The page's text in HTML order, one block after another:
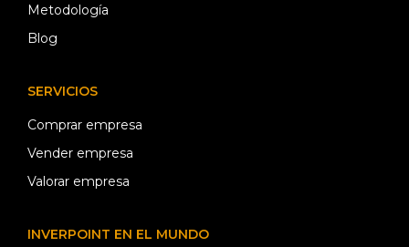
Metodología
Blog
SERVICIOS
Comprar empresa
Vender empresa
Valorar empresa
INVERPOINT EN EL MUNDO